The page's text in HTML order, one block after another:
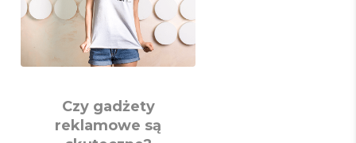
Czy gadżety
reklamowe są